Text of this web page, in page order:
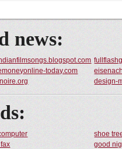
news:
today.com
design-
shoe
good